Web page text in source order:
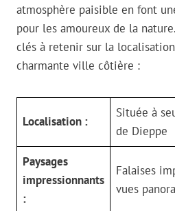
atmosphère paisible en font
pour les amoureux de la
clés à retenir sur la
charmante ville côtière :
Localisation :
Située à
de Dieppe
Paysages
impressionnants
:
Falaises
vues